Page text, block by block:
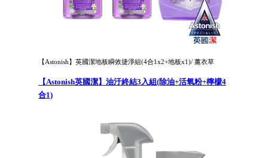
【Astonish】英國潔地板瞬效捷淨組(4合1x2+地板x1)/ 薰衣草
【Astonish英國潔】油汙終結3入組(除油+活氧粉+檸檬4
合1)